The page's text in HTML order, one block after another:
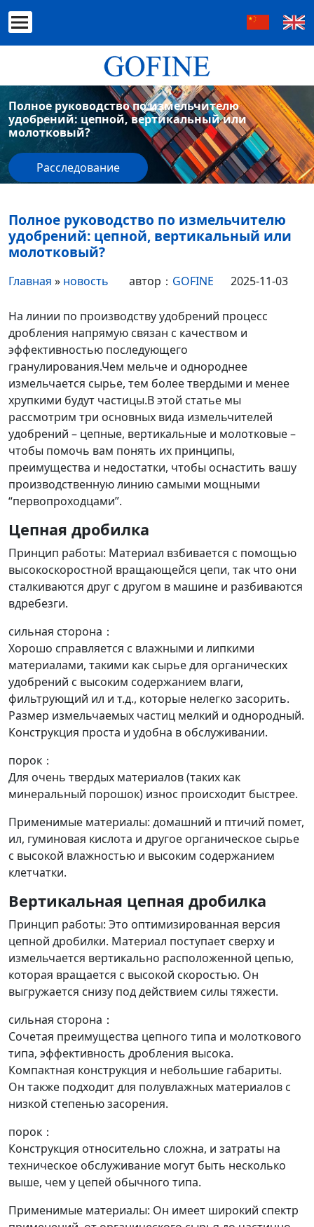
Полное руководство по измельчителю
удобрений: цепной, вертикальный или
молотковый?
Расследование
Полное руководство по измельчителю
удобрений: цепной, вертикальный или
молотковый?
Главная » новость автор： GOFINE 2025-11-03
На линии по производству удобрений процесс
дробления напрямую связан с качеством и
эффективностью последующего
гранулирования.Чем мельче и однороднее
измельчается сырье, тем более твердыми и менее
хрупкими будут частицы.В этой статье мы
рассмотрим три основных вида измельчителей
удобрений – цепные, вертикальные и молотковые –
чтобы помочь вам понять их принципы,
преимущества и недостатки, чтобы оснастить вашу
производственную линию самыми мощными
“первопроходцами”.
Цепная дробилка
Принцип работы: Материал взбивается с помощью
высокоскоростной вращающейся цепи, так что они
сталкиваются друг с другом в машине и разбиваются
вдребезги.
сильная сторона：
Хорошо справляется с влажными и липкими
материалами, такими как сырье для органических
удобрений с высоким содержанием влаги,
фильтрующий ил и т.д., которые нелегко засорить.
Размер измельчаемых частиц мелкий и однородный.
Конструкция проста и удобна в обслуживании.
порок：
Для очень твердых материалов (таких как
минеральный порошок) износ происходит быстрее.
Применимые материалы: домашний и птичий помет,
ил, гуминовая кислота и другое органическое сырье
с высокой влажностью и высоким содержанием
клетчатки.
Вертикальная цепная дробилка
Принцип работы: Это оптимизированная версия
цепной дробилки. Материал поступает сверху и
измельчается вертикально расположенной цепью,
которая вращается с высокой скоростью. Он
выгружается снизу под действием силы тяжести.
сильная сторона：
Сочетая преимущества цепного типа и молоткового
типа, эффективность дробления высока.
Компактная конструкция и небольшие габариты.
Он также подходит для полувлажных материалов с
низкой степенью засорения.
порок：
Конструкция относительно сложна, и затраты на
техническое обслуживание могут быть несколько
выше, чем у цепей обычного типа.
Применимые материалы: Он имеет широкий спектр